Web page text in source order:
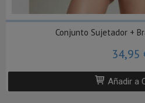
Conjunto Sujetador +
34,95
Añadir a